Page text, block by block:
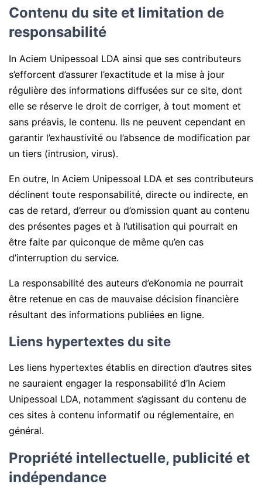
Contenu du site et limitation de
responsabilité
In Aciem Unipessoal LDA ainsi que ses contributeurs
s’efforcent d’assurer l’exactitude et la mise à jour
régulière des informations diffusées sur ce site, dont
elle se réserve le droit de corriger, à tout moment et
sans préavis, le contenu. Ils ne peuvent cependant en
garantir l’exhaustivité ou l’absence de modification par
un tiers (intrusion, virus).
En outre, In Aciem Unipessoal LDA et ses contributeurs
déclinent toute responsabilité, directe ou indirecte, en
cas de retard, d’erreur ou d’omission quant au contenu
des présentes pages et à l’utilisation qui pourrait en
être faite par quiconque de même qu’en cas
d’interruption du service.
La responsabilité des auteurs d’eKonomia ne pourrait
être retenue en cas de mauvaise décision financière
résultant des informations publiées en ligne.
Liens hypertextes du site
Les liens hypertextes établis en direction d’autres sites
ne sauraient engager la responsabilité d’In Aciem
Unipessoal LDA, notamment s’agissant du contenu de
ces sites à contenu informatif ou réglementaire, en
général.
Propriété intellectuelle, publicité et
indépendance